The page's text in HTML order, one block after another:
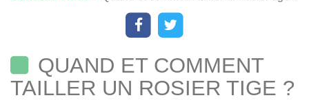
QUAND ET COMMENT
TAILLER UN ROSIER TIGE ?